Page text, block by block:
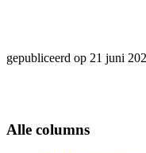
gepubliceerd op 21 juni
Alle columns